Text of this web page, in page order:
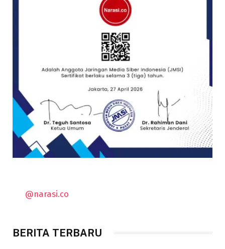
@narasi.co
BERITA TERBARU